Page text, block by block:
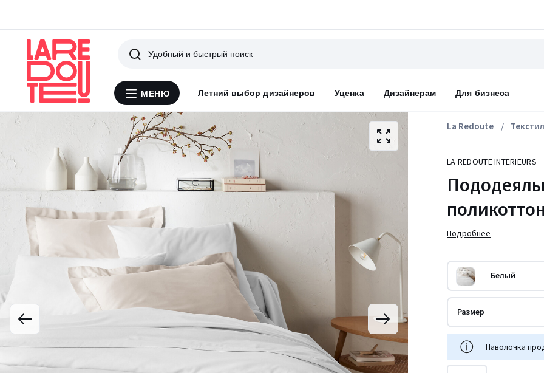
Меню
МЕНЮ Летний выбор дизайнеров Уценка Дизайнерам Для бизнеса
Поиск
La Redoute
LA REDOUTE INTERIEURS
Подробнее
Белый
Размер
Наволочка